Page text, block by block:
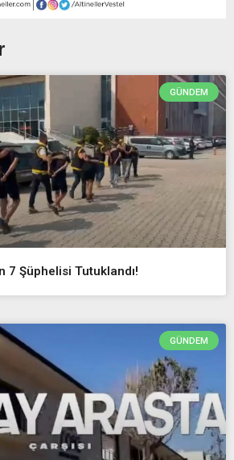
GÜNDEM
7 Şüphelisi Tutuklandı!
GÜNDEM